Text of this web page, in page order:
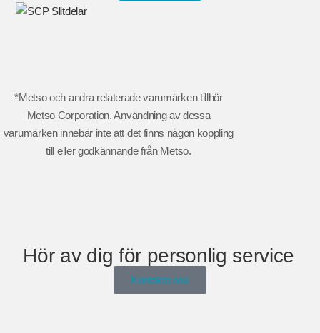
*Metso och andra relaterade varumärken tillhör
Metso Corporation. Användning av dessa
varumärken innebär inte att det finns någon koppling
till eller godkännande från Metso.
Hör av dig för personlig service
Kontakta oss